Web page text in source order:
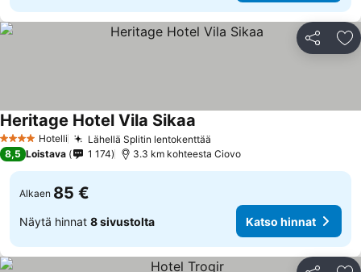
Jaa
4 Tähtiluokitus
Hotelli Lähellä Splitin lentokenttää
Heritage Hotel Vila Sikaa
8,5 Loistava 1 174 3.3 km kohteesta Ciovo
Alkaen 85 €
Näytä hinnat 8 sivustolta Katso hinnat